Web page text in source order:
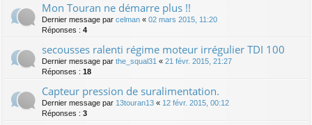
Mon Touran ne démarre plus !!
Dernier message par celman « 02 mars 2015, 11:20
Réponses : 4
secousses ralenti régime moteur irrégulier TDI 100
Dernier message par the_squal31 « 21 févr. 2015, 21:27
Réponses : 18
Capteur pression de suralimentation.
Dernier message par 13touran13 « 12 févr. 2015, 00:12
Réponses : 3